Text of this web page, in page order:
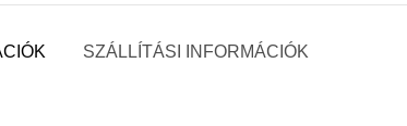
SZÁLLÍTÁSI INFORMÁCIÓK